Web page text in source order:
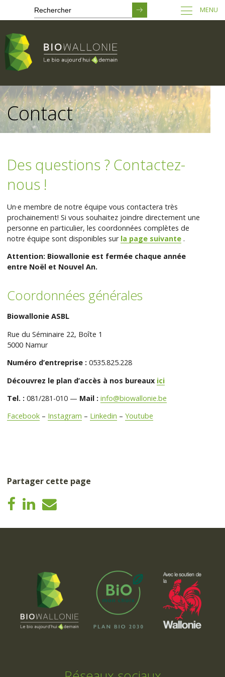
Passer
au
contenu
principal
MENU
Contact
Des questions ? Contactez-
nous !
Un·e membre de notre équipe vous contactera très
prochainement! Si vous souhaitez joindre directement une
personne en particulier, les coordonnées complètes de
notre équipe sont disponibles sur la page suivante .
Attention: Biowallonie est fermée chaque année
entre Noël et Nouvel An.
Coordonnées générales
Biowallonie ASBL
Rue du Séminaire 22, Boîte 1
5000 Namur
Numéro d’entreprise : 0535.825.228
Découvrez le plan d’accès à nos bureaux ici
Tel. : 081/281-010 — Mail : info@biowallonie.be
Facebook – Instagram – Linkedin –Youtube
Partager cette page